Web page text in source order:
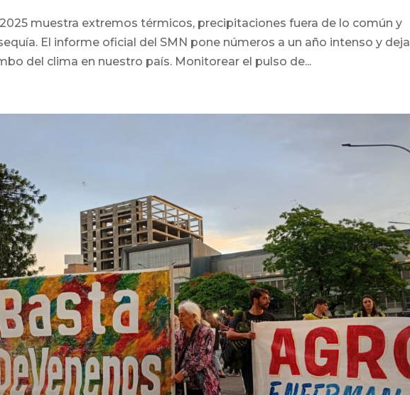
muestra extremos térmicos, precipitaciones fuera de lo común y
El informe oficial del SMN pone números a un año intenso y deja
del clima en nuestro país. Monitorear el pulso de...